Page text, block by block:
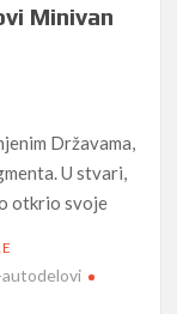
Minivan
Državama,
U stvari,
otkrio svoje